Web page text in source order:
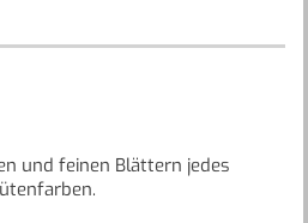
und feinen Blättern jedes